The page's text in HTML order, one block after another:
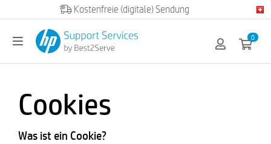
Official HP partner
0
Cookies
Was ist ein Cookie?